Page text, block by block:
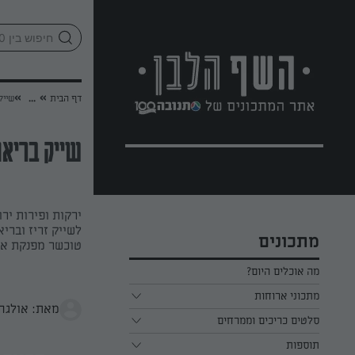
מתכונים
מה אוכלים היום?
מתכוני ארוחות
ארוחת בוקר
ארוחת צהריים
סלטים כריכים וממרחים
כל הסלטים כריכים וממרחים
תוספות
דף הבית »
...
»
שייק
ירקות ופירות
לשייק זריז
טוכשר מפנקת
מאת: